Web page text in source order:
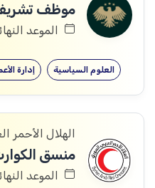
موظف
الموعد النهائي: 10/
إدارة العلوم السياسية
الهلال الأحمر
منسق
الموعد النهائي: 10/